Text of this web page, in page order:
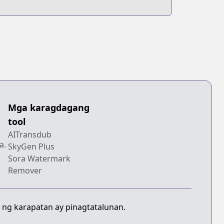
Mga karagdagang
tool
AITransdub
SkyGen Plus
Sora Watermark
Remover
karapatan ay pinagtatalunan.